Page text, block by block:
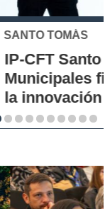
Hubs
impulsar